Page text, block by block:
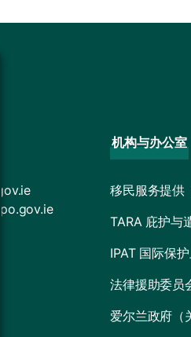
机构与办公室
移民服务提供
TARA 庇护与
IPAT 国际保
法律援助委员
爱尔兰政府（